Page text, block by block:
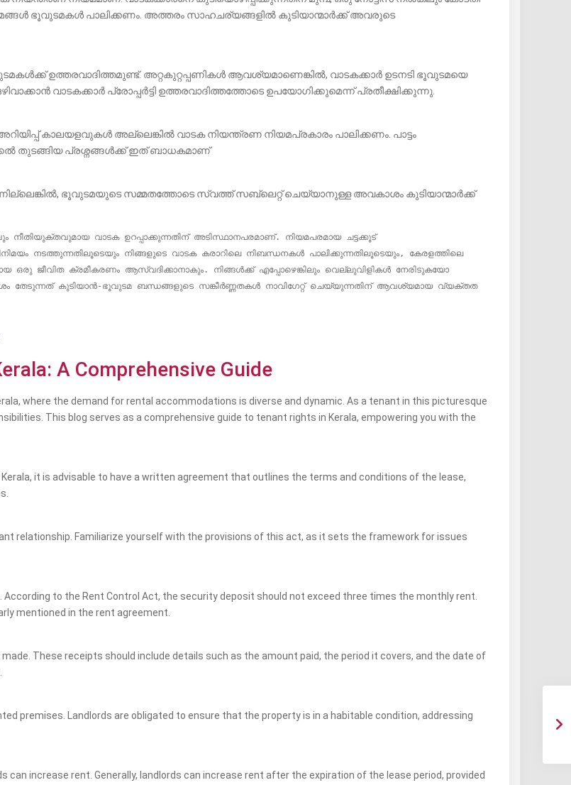
ഭൂവുടമകൾ പാലിക്കണം. അത്തരം സാഹചര്യങ്ങളിൽ കുടിയാന്മാർക്ക് അവരുടെ
ഉത്തരവാദിത്തമുണ്ട്. അറ്റകുറ്റപ്പണികൾ ആവശ്യമാണെങ്കിൽ, വാടകക്കാർ ഉടനടി ഭൂവുടമയെ
വാടകക്കാർ പ്രോപ്പർട്ടി ഉത്തരവാദിത്തത്തോടെ ഉപയോഗിക്കുമെന്ന് പ്രതീക്ഷിക്കുന്നു.
കാലയളവുകൾ അല്ലെങ്കിൽ വാടക നിയന്ത്രണ നിയമപ്രകാരം പാലിക്കണം. പാട്ടം
തുടങ്ങിയ പ്രശ്നങ്ങൾക്ക് ഇത് ബാധകമാണ്
ഭൂവുടമയുടെ സമ്മതത്തോടെ സ്വത്ത് സബ്ലെറ്റ് ചെയ്യാനുള്ള അവകാശം കുടിയാന്മാർക്ക്
വാടക ഉറപ്പാക്കുന്നതിന് അടിസ്ഥാനപരമാണ്. നിയമപരമായ ചട്ടക്കൂട്
നടത്തുന്നതിലൂടെയും നിങ്ങളുടെ വാടക കരാറിലെ നിബന്ധനകൾ പാലിക്കുന്നതിലൂടെയും, കേരളത്തിലെ
ജീവിത ക്രമീകരണം ആസ്വദിക്കാനാകും. നിങ്ങൾക്ക് എപ്പോഴെങ്കിലും വെല്ലുവിളികൾ നേരിടുകയോ
തേടുന്നത് കുടിയാൻ-ഭൂവുടമ ബന്ധങ്ങളുടെ സങ്കീർണ്ണതകൾ നാവിഗേറ്റ് ചെയ്യുന്നതിന് ആവശ്യമായ വ്യക്തത
A Comprehensive Guide
where the demand for rental accommodations is diverse and dynamic. As a tenant in this picturesque
This blog serves as a comprehensive guide to tenant rights in Kerala, empowering you with the
it is advisable to have a written agreement that outlines the terms and conditions of the lease,
relationship. Familiarize yourself with the provisions of this act, as it sets the framework for issues
to the Rent Control Act, the security deposit should not exceed three times the monthly rent.
mentioned in the rent agreement.
These receipts should include details such as the amount paid, the period it covers, and the date of
premises. Landlords are obligated to ensure that the property is in a habitable condition, addressing
increase rent. Generally, landlords can increase rent after the expiration of the lease period, provided